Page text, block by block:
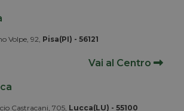
Volpe, 92, Pisa(PI) - 56121
Vai al Centro
Castracani, 705, Lucca(LU) - 55100